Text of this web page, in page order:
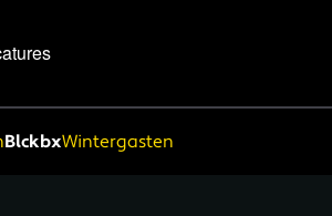
BlckbxWintergasten